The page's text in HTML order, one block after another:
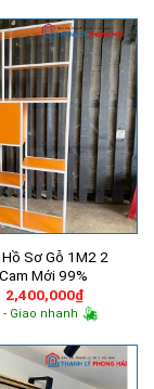
Hồ Sơ Gỗ 1M2 2
Mới 99%
Giá
gốc
là:
2,400,000₫Giá
hiện
tại
- Giao nhanh